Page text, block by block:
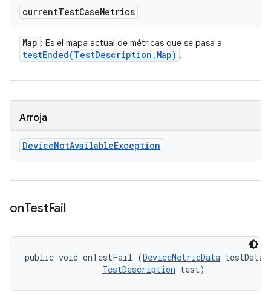
currentTestCaseMetrics
Map : Es el mapa actual de métricas que se pasa a
testEnded(TestDescription , Map) .
Arroja
DeviceNotAvailableException
onTestFail
public void onTestFail (DeviceMetricData
TestDescription test)